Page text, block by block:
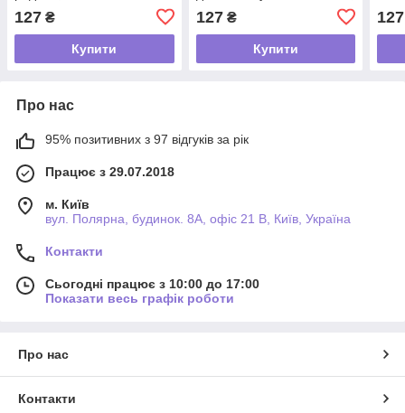
127 ₴
Купити
127₴
Купити
127
Про нас
95% позитивних з 97 відгуків за рік
Працює з 29.07.2018
м. Київ
вул. Полярна, будинок. 8А, офіс 21 В, Київ, Україна
Контакти
Сьогодні працює з 10:00 до 17:00
Показати весь графік роботи
Про нас
Контакти